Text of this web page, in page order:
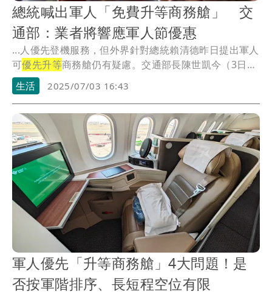
總統喊出軍人「免費升等商務艙」 交
通部：業者將響應軍人節優惠
...人優先登機服務，但外界針對總統賴清德昨日提出軍人
可優先升等商務艙仍有疑慮。交通部長陳世凱今（3日）
主...
生活 2025/07/03 16:43
軍人優先「升等商務艙」4大問題！是
否按軍階排序、長短程空位有限